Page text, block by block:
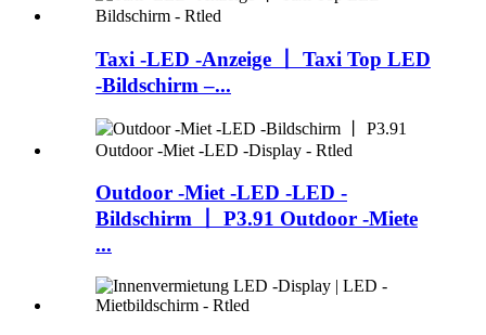
Taxi -LED -Anzeige 丨 Taxi Top LED
-Bildschirm –...
Outdoor -Miet -LED -LED -
Bildschirm 丨 P3.91 Outdoor -Miete
...